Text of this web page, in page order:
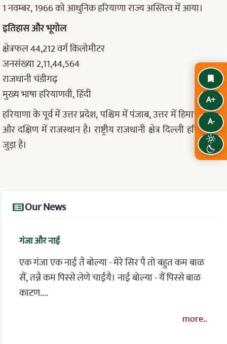
1 नवम्बर, 1966 को आधुनिक हरियाणा राज्य अस्तित्व में आया।
इतिहास और भूगोल
क्षेत्रफल 44,212 वर्ग किलोमीटर
जनसंख्या 2,11,44,564
राजधानी चंडीगढ़
मुख्य भाषा हरियाणवी, हिंदी
हरियाणा के पूर्व में उत्तर प्रदेश, पश्चिम में पंजाब, उत्तर में हिमाचल प्रदेश
और दक्षिण में राजस्थान है। राष्ट्रीय राजधानी क्षेत्र दिल्ली हरियाणा से
जुड़ा है।
Our News
गंजा और नाई
एक गंजा एक नाई तै बोल्या - मेरे सिर पै तो बहुत कम बाळ
सैं, तन्नै कम पिस्से लेणे चाईंयै। नाई बोल्या - यैं पिस्से बाळ
काटण....
more..